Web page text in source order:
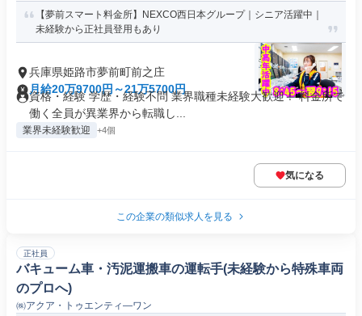
【夢前スマート料金所】NEXCO西日本グループ｜シニア活躍中｜
未経験から正社員登用もあり
兵庫県姫路市夢前町前之庄
月給20万9700円～21万5700円
資格・経験 学歴・経験不問 業界職種未経験大歓迎！ 料金所で
働く全員が異業界から転職し...
業界未経験歓迎 +4個
気になる
この企業の類似求人を見る
正社員
バキューム車・汚泥運搬車の運転手(未経験から特殊車両
のプロへ)
㈱アクア・トゥエンティ―ワン